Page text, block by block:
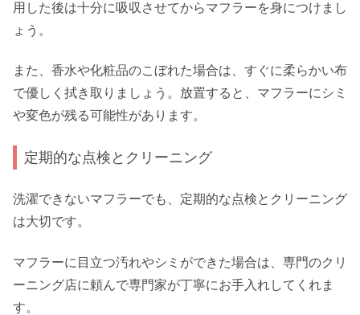
用した後は十分に吸収させてからマフラーを身につけまし
ょう。
また、香水や化粧品のこぼれた場合は、すぐに柔らかい布
で優しく拭き取りましょう。放置すると、マフラーにシミ
や変色が残る可能性があります。
定期的な点検とクリーニング
洗濯できないマフラーでも、定期的な点検とクリーニング
は大切です。
マフラーに目立つ汚れやシミができた場合は、専門のクリ
ーニング店に頼んで専門家が丁寧にお手入れしてくれま
す。